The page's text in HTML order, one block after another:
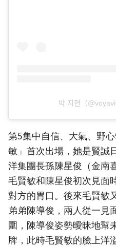
박 지현（
第5集中自信、大氣、野
敏」首次出場，她是賢誠
洋集團長孫陳星俊（金南
毛賢敏和陳星俊初次見面
對方的胃口。後來毛賢敏
弟弟陳導俊，兩人從一見
圍，陳導俊姿勢曖昧地幫
牌，此時毛賢敏的臉上洋